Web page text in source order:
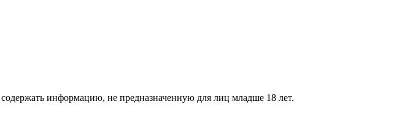
информацию, не предназначенную для лиц младше 18 лет.